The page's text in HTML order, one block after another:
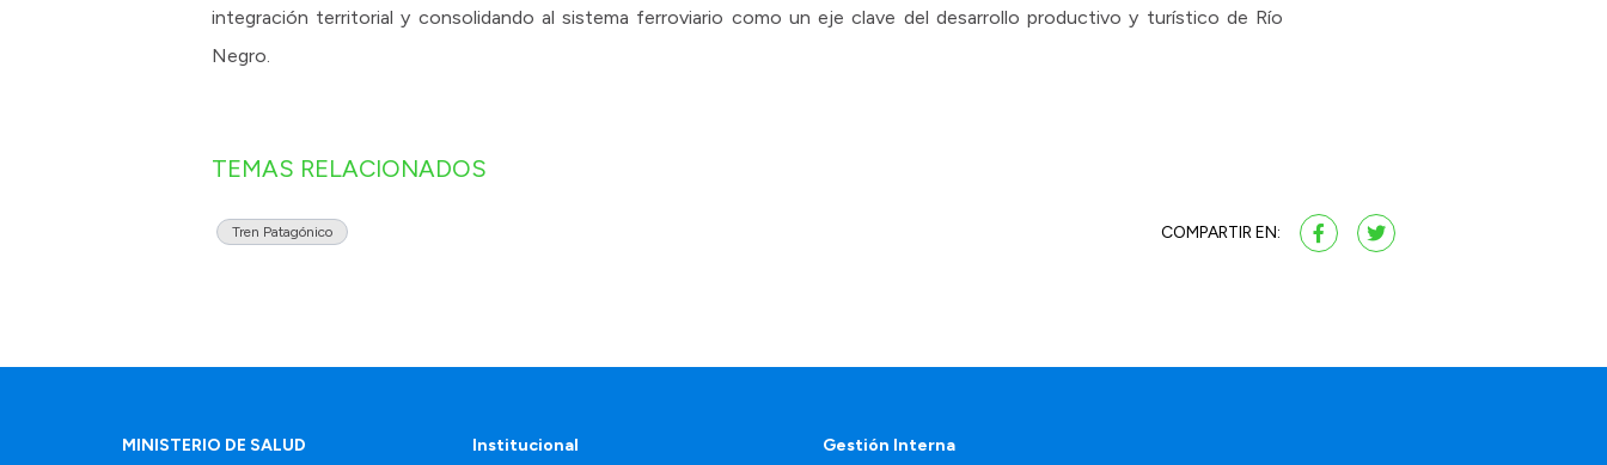
integración territorial y consolidando al sistema ferroviario como un eje clave del desarrollo productivo y turístico de Río
Negro.
TEMAS RELACIONADOS
Tren Patagónico COMPARTIR EN:
MINISTERIO DE SALUD Institucional Gestión Interna